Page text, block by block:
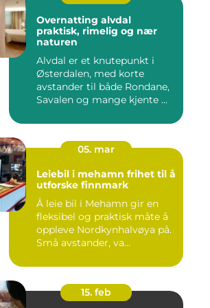
Overnatting alvdal
praktisk, rimelig og nær
naturen
Alvdal er et knutepunkt i
Østerdalen, med korte
avstander til både Rondane,
Savalen og mange kjente ...
05. mar
Leiebil i mehamn frihet til å
utforske finnmark
Å leie bil i Mehamn gir en
fleksibel og praktisk måte å
oppleve Nordkynhalvøya på.
Små avstander, va...
15. feb